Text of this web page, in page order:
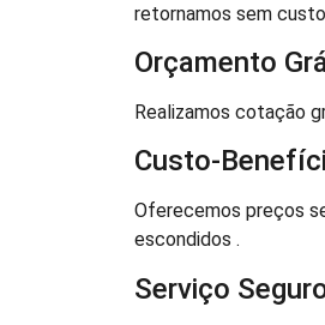
retornamos sem
Orçamento
Realizamos cotação
Custo-
Oferecemos preços
escondidos .
Serviço